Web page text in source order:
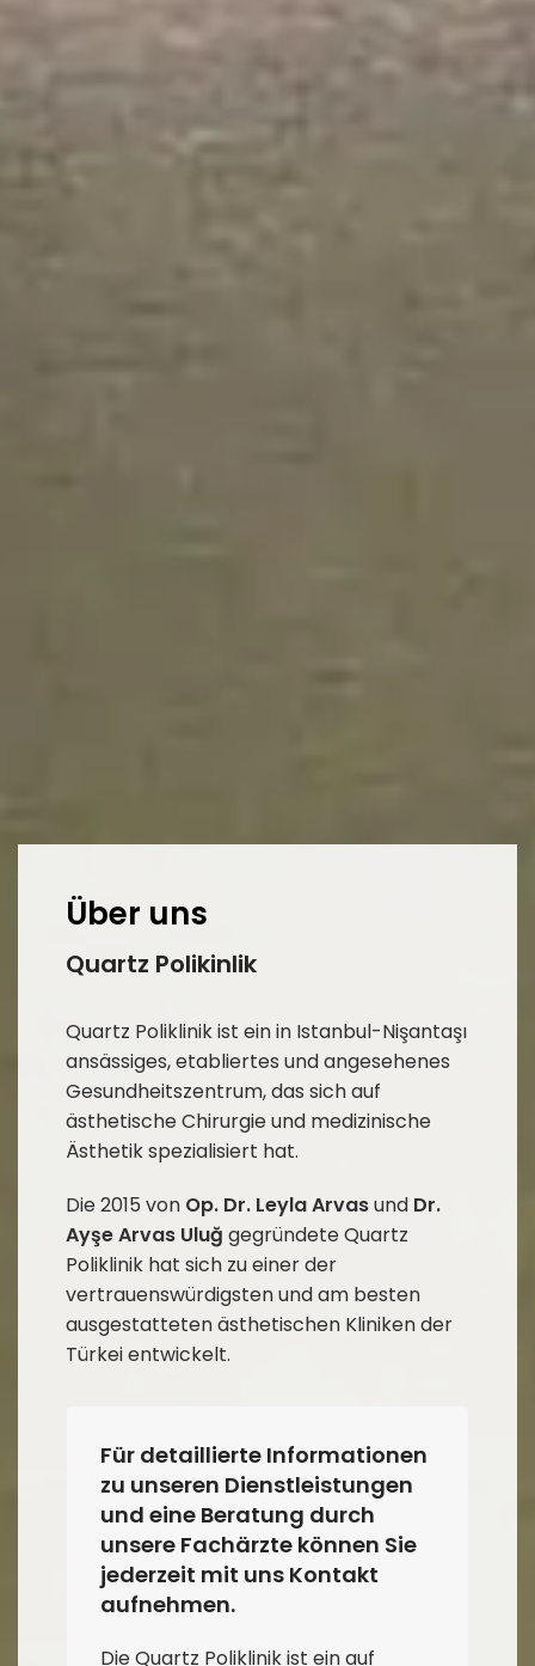
Über uns
Quartz Polikinlik
Quartz Poliklinik ist ein in Istanbul-Nişantaşı
ansässiges, etabliertes und angesehenes
Gesundheitszentrum, das sich auf
ästhetische Chirurgie und medizinische
Ästhetik spezialisiert hat.
Die 2015 von Op. Dr. Leyla Arvasund Dr.
Ayşe Arvas Uluğ gegründete Quartz
Poliklinik hat sich zu einer der
vertrauenswürdigsten und am besten
ausgestatteten ästhetischen Kliniken der
Türkei entwickelt.
Für detaillierte Informationen
zu unseren Dienstleistungen
und eine Beratung durch
unsere Fachärzte können Sie
jederzeit mit uns Kontakt
aufnehmen.
Die Quartz Poliklinik ist ein auf